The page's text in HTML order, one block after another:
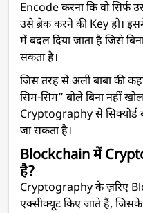
Encode करना कि वो
उसे ब्रेक करने की Key हो।
में बदल दिया जाता है जिसे
सकता है।
जिस तरह से अली बाबा की
सिम-सिम” बोले बिना नहीं
Cryptography से सिक्योर्ड
जा सकता है।
Blockchain में
है?
Cryptography के ज़रिए
एक्सीक्यूट किए जाते हैं, जिसके